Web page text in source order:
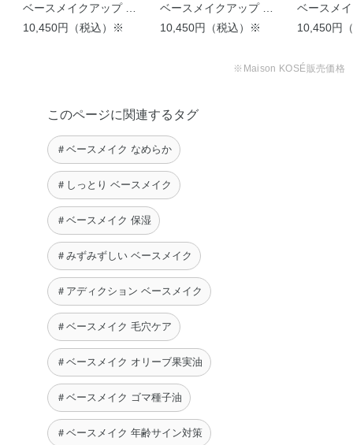
－t－ブチルヒドロキシヒドロケイヒ酸）ペンタエリスリチ
ル・ポリヒドロキシステアリン酸・ラウリルPEG－9ポリ
ジメチルシロキシエチルジメチコン・塩化Na・水酸化Al・
フェノキシエタノール・マイカ・酸化チタン・酸化亜鉛・
酸化鉄
◆SILKY BALM STICK
ジメチコン・水・パラフィン・エチルヘキサン酸セチル・
セレシン・ポリシリコーン－11・ポリメチルシルセスキオ
キサン・（カプリル酸／カプリン酸）ヤシアルキル・ラウ
リルPEG－9ポリジメチルシロキシエチルジメチコン・
（トリメチルペンタンジオール／アジピン酸／グリセリ
ン）クロスポリマー・塩化Na・マイクロクリスタリンワッ
クス・BG・オリーブ果実油・カニナバラ果実油・ゴマ種子
油・サフラワー油・ジパルミチン酸アスコルビル・トコフ
ェロール・ホホバ種子油・ラベンダー油・BHT・エチルヘ
キシルグリセリン・グリセリン・シリカ・ジミリスチン酸
ベースメイクアップ キ
ット
10,450円（税込）※
ベースメイクアップ キ
ット
10,450円（税込）※
ベースメ
ット
10,450円
※Maison KOSÉ販売価格
このページに関連するタグ
＃ベースメイク なめらか
＃しっとり ベースメイク
＃ベースメイク 保湿
＃みずみずしい ベースメイク
＃アディクション ベースメイク
＃ベースメイク 毛穴ケア
＃ベースメイク オリーブ果実油
＃ベースメイク ゴマ種子油
＃ベースメイク 年齢サイン対策